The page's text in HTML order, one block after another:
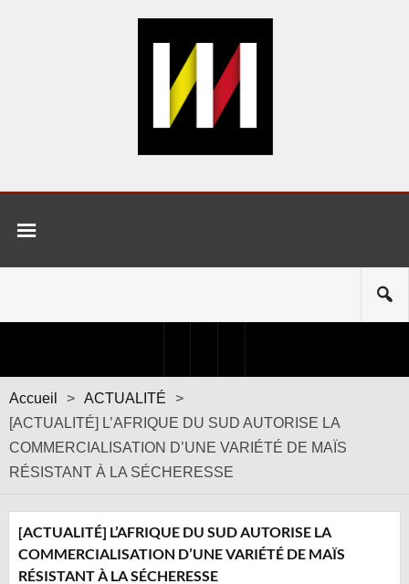
Accueil > ACTUALITÉ
>
[ACTUALITÉ] L’AFRIQUE DU SUD AUTORISE LA
COMMERCIALISATION D’UNE VARIÉTÉ DE MAÏS
RÉSISTANT À LA SÉCHERESSE
[ACTUALITÉ] L’AFRIQUE DU SUD AUTORISE LA
COMMERCIALISATION D’UNE VARIÉTÉ DE MAÏS
RÉSISTANT À LA SÉCHERESSE